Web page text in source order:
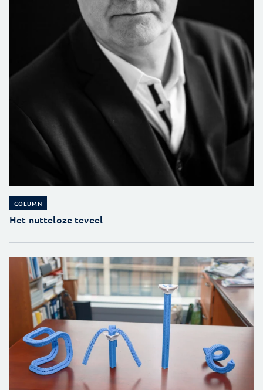
COLUMN
Het nutteloze teveel